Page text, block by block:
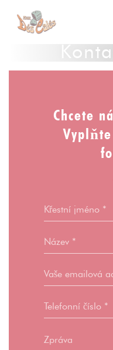
Panel pro správu cookies
Chcete